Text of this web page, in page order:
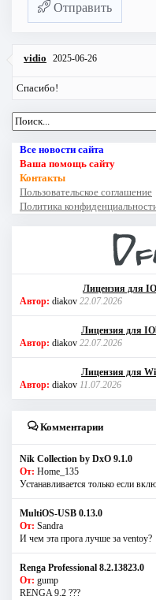
Отправить
vidio 2025-06-26
Спасибо!
Все новости сайта
Ваша помощь сайту
Контакты
Пользовательское соглашение
Политика
Лицензия для
Автор: diakov 22.07.2026
Лицензия для
Автор: diakov 22.07.2026
Лицензия для
Автор: diakov 11.07.2026
Комментарии
Nik Collection by DxO 9.1.0
От: Home_135
Устанавливается только если
MultiOS-USB 0.13.0
От: Sandra
И чем эта прога лучше за ventoy?
Renga Professional 8.2.13823.0
От: gump
RENGA 9.2 ???